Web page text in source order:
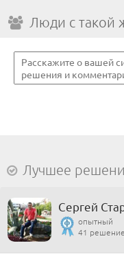
Люди с такой
Лучшее
Сергей
опытный
41 решение